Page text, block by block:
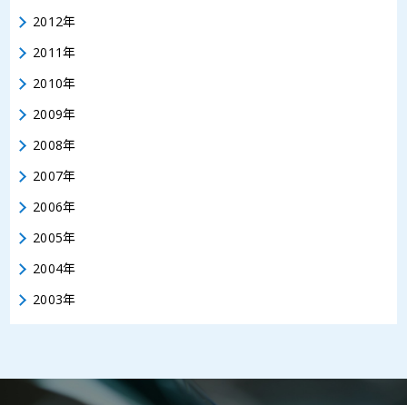
2012年
2011年
2010年
2009年
2008年
2007年
2006年
2005年
2004年
2003年